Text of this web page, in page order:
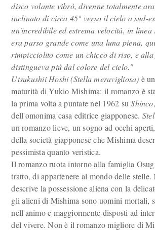
disco volante vibrò, divenne totalmente
inclinato di circa 45° verso il cielo a sud-
un'incredibile ed estrema velocità, in
era parso grande come una luna piena,
rimpicciolito come un chicco di riso, e
distingueva più dal colore del cielo."
Utsukushii Hoshi (Stella meravigliosa) è
maturità di Yukio Mishima: il romanzo è
la prima volta a puntate nel 1962 suShinco
dell'omonima casa editrice giapponese.
un romanzo lieve, un sogno ad occhi
della società giapponese che Mishima
pessimista quanto veristica.
Il romanzo ruota intorno alla famiglia
tratto, di appartenere al mondo delle
descrive la possessione aliena con la
gli alieni di Mishima sono uomini mortali,
nell'animo e maggiormente disposti ad
del vivere. Non è il romanzo migliore di